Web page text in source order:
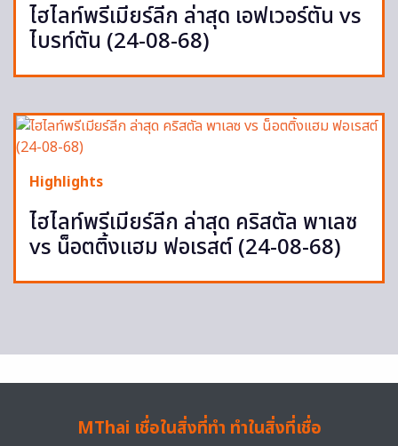
ไฮไลท์พรีเมียร์ลีก ล่าสุด เอฟเวอร์ตัน vs
ไบรท์ตัน (24-08-68)
Highlights
ไฮไลท์พรีเมียร์ลีก ล่าสุด คริสตัล พาเลซ
vs น็อตติ้งแฮม ฟอเรสต์ (24-08-68)
MThai เชื่อในสิ่งที่ทำ ทำในสิ่งที่เชื่อ